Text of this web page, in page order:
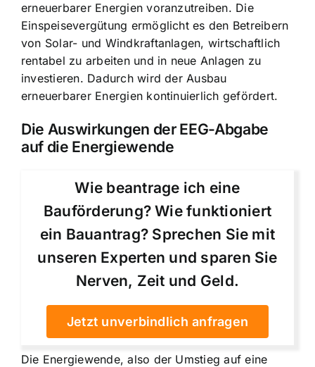
erneuerbarer Energien voranzutreiben. Die
Einspeisevergütung ermöglicht es den Betreibern
von Solar- und Windkraftanlagen, wirtschaftlich
rentabel zu arbeiten und in neue Anlagen zu
investieren. Dadurch wird der Ausbau
erneuerbarer Energien kontinuierlich gefördert.
Die Auswirkungen der EEG-Abgabe
auf die Energiewende
Wie beantrage ich eine
Bauförderung? Wie funktioniert
ein Bauantrag? Sprechen Sie mit
unseren Experten und sparen Sie
Nerven, Zeit und Geld.
Jetzt unverbindlich anfragen
Die Energiewende, also der Umstieg auf eine